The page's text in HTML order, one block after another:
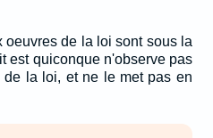
oeuvres de la loi sont sous la
est quiconque n'observe pas
la loi, et ne le met pas en